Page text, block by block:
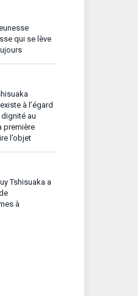
qui se lève
à l’égard
au
première
l’objet
Tshisuaka a
à